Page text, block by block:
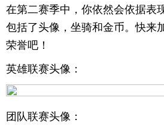
在第二赛季中，你依然会依据表
包括了头像，坐骑和金币。快来
荣誉吧！
英雄联赛头像：
团队联赛头像：